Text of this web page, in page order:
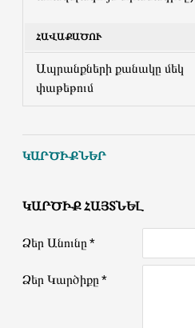
ՀԱՎԱՔԱԾՈՒ
Ապրանքների քանակը մեկ
փաթեթում
ԿԱՐԾԻՔՆԵՐ
ԿԱՐԾԻՔ ՀԱՅՏՆԵԼ
Ձեր Անունը
Ձեր Կարծիքը